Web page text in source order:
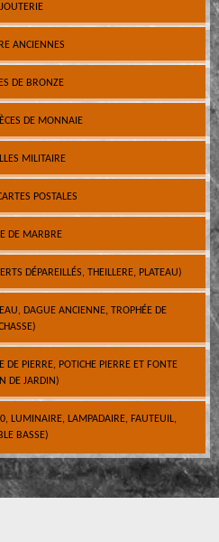
ANCIENNES
DE BRONZE
DE MONNAIE
MILITAIRE
POSTALES
DE MARBRE
DÉPAREILLÉS, THEILLERE, PLATEAU)
DAGUE ANCIENNE, TROPHÉE DE
DE PIERRE, POTICHE PIERRE ET FONTE
DE JARDIN)
LUMINAIRE, LAMPADAIRE, FAUTEUIL,
BASSE)